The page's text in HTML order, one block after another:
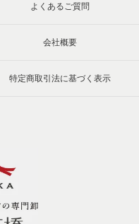
よくあるご質問
会社概要
特定商取引法に基づく表示